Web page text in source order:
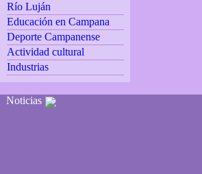
Río Luján
Educación en Campana
Deporte Campanense
Actividad cultural
Industrias
Noticias